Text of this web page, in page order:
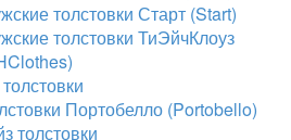
толстовки Старт (Start)
толстовки ТиЭйчКлоуз
Портобелло (Portobello)
толстовки